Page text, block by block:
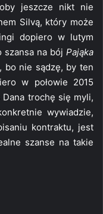
jeszcze nikt nie
Silvą, który może
dopiero w lutym
szansa na bój Pająka
bo nie sądzę, by ten
w połowie 2015
trochę się myli,
wywiadzie,
kontraktu, jest
szanse na takie